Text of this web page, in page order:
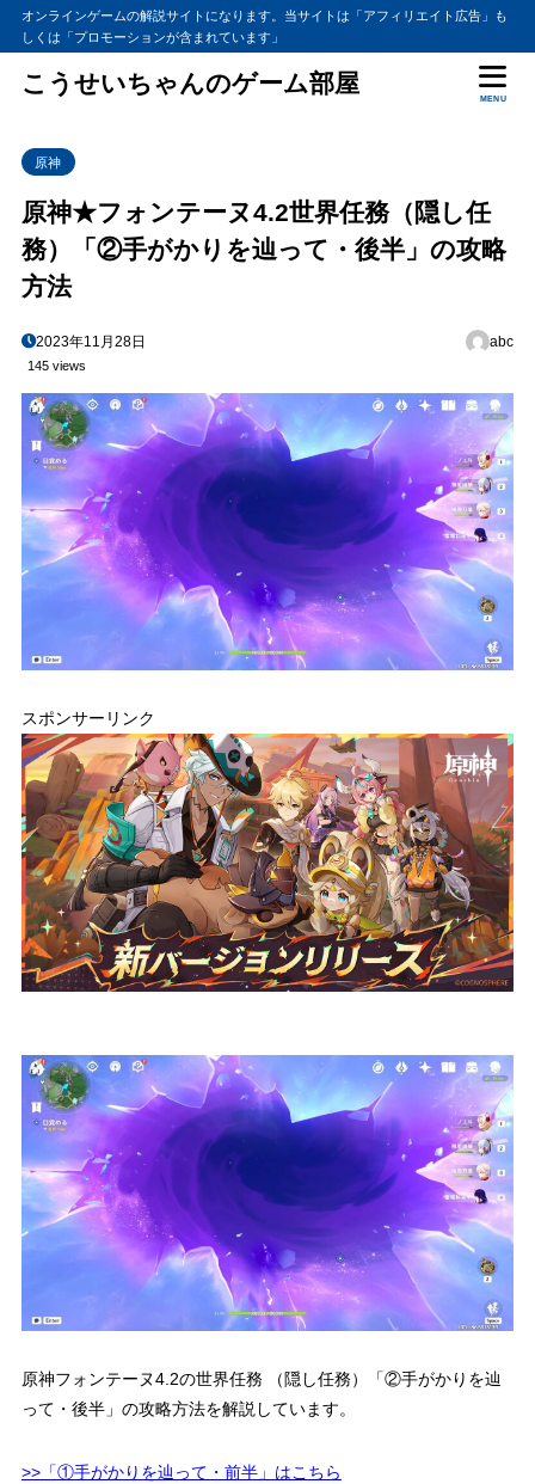
オンラインゲームの解説サイトになります。当サイトは「アフィリエイト広告」も
しくは「プロモーションが含まれています」
こうせいちゃんのゲーム部屋
MENU
原神
原神★フォンテーヌ4.2世界任務（隠し任
務）「②手がかりを辿って・後半」の攻略
方法
2023年11月28日 abc
145 views
スポンサーリンク
原神フォンテーヌ4.2の世界任務 （隠し任務）「②手がかりを辿
って・後半」の攻略方法を解説しています。
>>「①手がかりを辿って・前半」はこちら